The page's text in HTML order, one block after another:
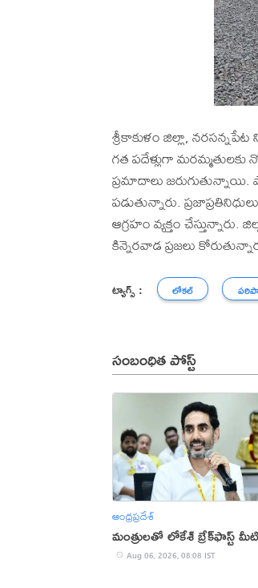
శ్రీకాకుళం జిల్లా,
గత పదేళ్లుగా
ప్రమాదాలు
పడుతున్నారు.
ఆగ్రహం వ్యక్తం
కిన్నెరవాడ ప్రజలు
ట్యాగ్స్ : లోకల్
సంబంధిత పోస్ట్
ఆంధ్రప్రదేశ్
మంత్రులతో లోకేశ్ బ్రేక్‌ఫాస్ట్
Aug 06, 2026, 08:08 IST